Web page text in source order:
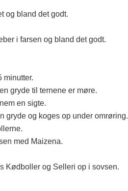
og bland det godt.
i farsen og bland det godt.
minutter.
gryde til ternene er møre.
en sigte.
gryde og koges op under omrøring.
med Maizena.
Kødboller og Selleri op i sovsen.